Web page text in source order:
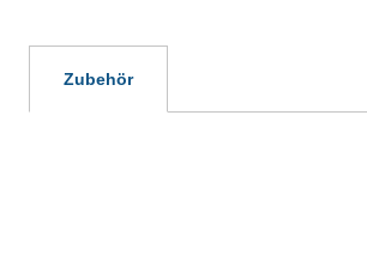
Zubehör